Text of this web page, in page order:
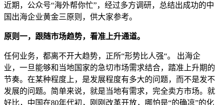
近期，公众号“海外帮你忙”，经过多方调研，总结出成功的中
国出海企业黄金三原则，供大家参考。
原则一，跟随市场趋势，看准上升通道。
任何业务，都离不开大趋势，正所“形势比人强“。 出海企
业，一旦能够和当地国家的急切市场需求结合，踏准上升期的
节奏。在某种程度上，是发展程度有多大的问题，而不是发不
发展的问题。简单来说，就是当地有需求，完全卖方市场。就
好比，中国在80年代初，刚刚改革开放，哪怕是“的确凉”的化